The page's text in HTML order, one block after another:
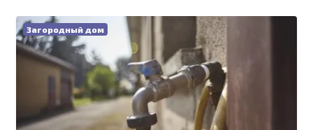
Загородный дом